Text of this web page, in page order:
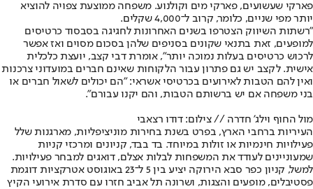
פארקי שעשועים, פארקי מים וקולנוע. משפחה ממוצעת צפויה להוציא
יותר מפי שניים, כלומר, קרוב ל־4,000 שקלים.
"רשתות השיווק הצטרפו בשנים האחרונות לחגיגה בסבסוד כרטיסים
למופעים, זאת בתנאי שקונים בסניפים שלהן בסכום מסוים ואז אפשר
לרכוש כרטיסים בעלות נמוכה יותר", אומרת דבי קצב, יועצת כלכלית
אישית. לקצב יש גם פתרון עבור הלקוחות שאינם חברים במועדוני צרכנות
ואין להם הטבות לאירועים בכרטיסי אשראי: "הם יכולים לשאול חברים או
בני משפחה אם יש ברשותם הטבות, והם יקנו עבורם".
מול החוף וילג' חדרה // צילום: דודו רצאבי
העיריות ברחבי הארץ, בפרט בשנת בחירות מוניציפליות, מארגנות שלל
פעילויות חינמיות או זולות במיוחד. בד בבד, קניונים ומרכזי קניות
שמעוניינים לעודד את המשפחות לבלות אצלם, דואגים למבחר פעילויות.
למשל, קניון כפר סבא הירוקה יציע בין 5 ל־23 באוגוסט אטרקציות דוגמת
פסטיבלים, מופעים והצגות, ושרונה תל אביב חזרו עם סדרת אירועי הקיץ